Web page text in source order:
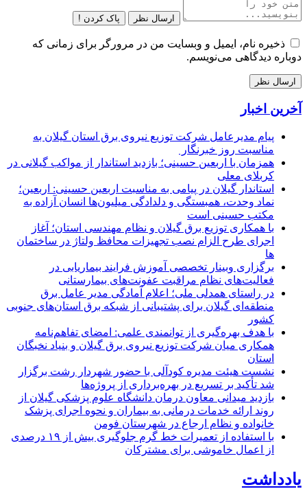
ارسال نظر پاک کردن !
ذخیره نام، ایمیل و وبسایت من در مرورگر برای زمانی که
دوباره دیدگاهی می‌نویسم.
آخرین اخبار
پیام مدیرعامل شركت توزیع نیروی برق استان گیلان به
مناسبت روز خبرنگار ‌
همزمان با اربعین حسینی؛ بازدید استاندار از مواکب گیلانی در
کربلای معلی
استاندار گیلان در پیامی به مناسبت اربعین حسینی: اربعین؛
نماد وحدت، همبستگی و دلدادگی میلیون‌ها انسان آزاده به
مکتب حسینی است
با همکاری توزیع برق گیلان و نظام مهندسی استان؛ آغاز
اجرای طرح الزام نصب تجهیزات محافظ ولتاژ در ساختمان
ها
برگزاری وبینار تخصصی آموزش فرایند بیماریابی در
فعالیت‌های نظام مراقبت عفونت‌های بیمارستانی
در راستای همدلی ملی؛ اعلام آمادگی مدیر عامل برق
منطقه‌ای گیلان برای پشتیبانی از شبكه برق استان‌های جنوبی
كشور
با هدف بهره‌گیری از توانمندی علمی: امضای تفاهم‌نامه
همكاری میان شركت توزیع نیروی برق گیلان و بنیاد نخبگان
استان
نشست هیئت مدیره کودآلی با حضور شهردار رشت برگزار
شد تأکید بر تسریع در بهره‌برداری از پروژه‌ها
بازدید میدانی معاون درمان دانشگاه علوم پزشکی گیلان از
روند ارائه خدمات درمانی به بیماران و نحوه اجرای پزشک
خانواده و نظام ارجاع در شهرستان فومن
با استفاده از تعمیرات خط گرم جلوگیری بیش از ۱۹ درصدی
از اعمال خاموشی برای مشتركان
یادداشت